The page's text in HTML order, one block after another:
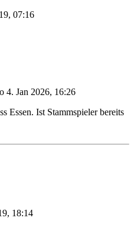
07:16
4. Jan 2026, 16:26
Essen. Ist Stammspieler bereits
18:14